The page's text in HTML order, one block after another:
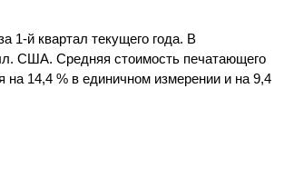
1-й квартал текущего года. В
США. Средняя стоимость печатающего
на 14,4 % в единичном измерении и на 9,4